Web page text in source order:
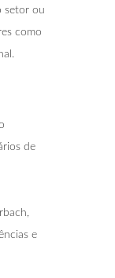
setor ou
como
de
e